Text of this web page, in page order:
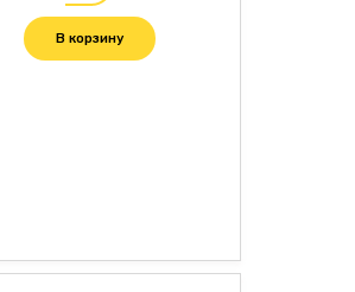
В корзину